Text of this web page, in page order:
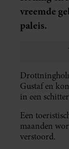
vreemde
paleis.
Gustaf en
in een
Een
maanden
verstoord.